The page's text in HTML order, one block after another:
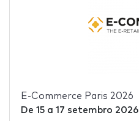
E-Commerce Paris 2026
De 15a 17 setembro 2026